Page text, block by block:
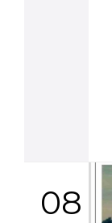
08